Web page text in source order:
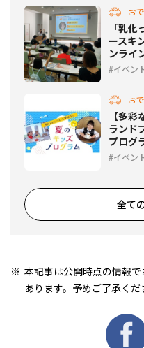
お
「乳
ースキ
ンライ
イベン
お
【多
ランド
プログ
イベン
全て
本記事は公開時点の情報
あります。予めご了承くだ